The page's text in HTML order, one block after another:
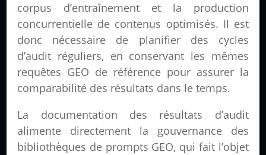
corpus d’entraînement et la production
concurrentielle de contenus optimisés. Il est
donc nécessaire de planifier des cycles
d’audit réguliers, en conservant les mêmes
requêtes GEO de référence pour assurer la
comparabilité des résultats dans le temps.
La documentation des résultats d’audit
alimente directement la gouvernance des
bibliothèques de prompts GEO, qui fait l’objet